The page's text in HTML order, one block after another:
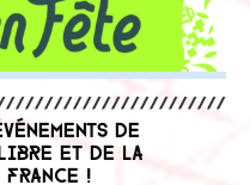
de
et de la
!